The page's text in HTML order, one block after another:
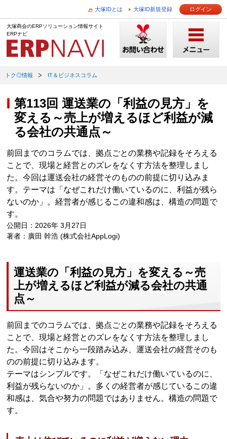
大塚IDとは 大塚ID新規登録 ログイン
大塚商会のERPソリューション情報サイト
ERPナビ
トク◎情報 IT＆ビジネスコラム
第113回 運送業の「利益の見方」を
変える～売上が増えるほど利益が減
る会社の共通点～
前回までのコラムでは、拠点ごとの業務や記録をそろえる
ことで、現場と経営とのズレをなくす方法を整理しまし
た。今回は運送会社の経営そのものの前提に切り込みま
す。テーマは「なぜこれだけ働いているのに、利益が残ら
ないのか」。経営者が感じるこの違和感は、構造の問題で
す。
公開日：2026年 3月27日
著者：廣田 幹浩 (株式会社AppLogi)
運送業の「利益の見方」を変える～売
上が増えるほど利益が減る会社の共通
点～
前回までのコラムでは、拠点ごとの業務や記録をそろえる
ことで、現場と経営とのズレをなくす方法を整理しまし
た。今回はそこから一段踏み込み、運送会社の経営そのも
のの前提に切り込みます。
テーマはシンプルです。「なぜこれだけ働いているのに、
利益が残らないのか」。多くの経営者が感じているこの違
和感は、気合や努力の問題ではありません。構造の問題で
す。